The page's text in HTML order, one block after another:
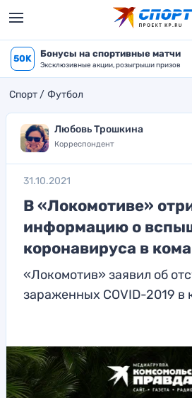
50K Бонусы на спортивные матчи
Эксклюзивные акции, розыгрыши призов
Спорт Футбол
Любовь Трошкина
Корреспондент
31.10.2021
В «Локомотиве»
информацию о
коронавируса в
«Локомотив» заявил об
зараженных COVID-2019 в